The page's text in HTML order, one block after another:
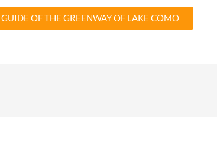
OF THE GREENWAY OF LAKE COMO